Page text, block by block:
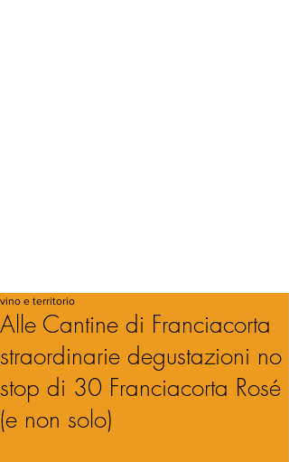
Alle Cantine di Franciacorta
straordinarie degustazioni no
stop di 30 Franciacorta Rosé
(e non solo)
vino e territorio